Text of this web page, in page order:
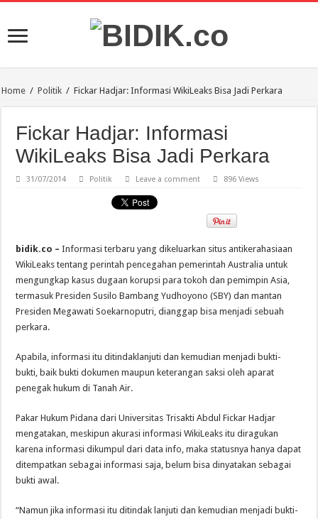
Home / Politik / Fickar Hadjar: Informasi WikiLeaks Bisa Jadi Perkara
Fickar Hadjar: Informasi
WikiLeaks Bisa Jadi Perkara
31/07/2014 Politik Leave a comment 896 Views
bidik.co –Informasi terbaru yang dikeluarkan situs antikerahasiaan
WikiLeaks tentang perintah pencegahan pemerintah Australia untuk
mengungkap kasus dugaan korupsi para tokoh dan pemimpin Asia,
termasuk Presiden Susilo Bambang Yudhoyono (SBY) dan mantan
Presiden Megawati Soekarnoputri, dianggap bisa menjadi sebuah
perkara.
Apabila, informasi itu ditindaklanjuti dan kemudian menjadi bukti-
bukti, baik bukti dokumen maupun keterangan saksi oleh aparat
penegak hukum di Tanah Air.
Pakar Hukum Pidana dari Universitas Trisakti Abdul Fickar Hadjar
mengatakan, meskipun akurasi informasi WikiLeaks itu diragukan
karena informasi dikumpul dari data info, maka statusnya hanya dapat
ditempatkan sebagai informasi saja, belum bisa dinyatakan sebagai
bukti awal.
“Namun jika informasi itu ditindak lanjuti dan kemudian menjadi bukti-